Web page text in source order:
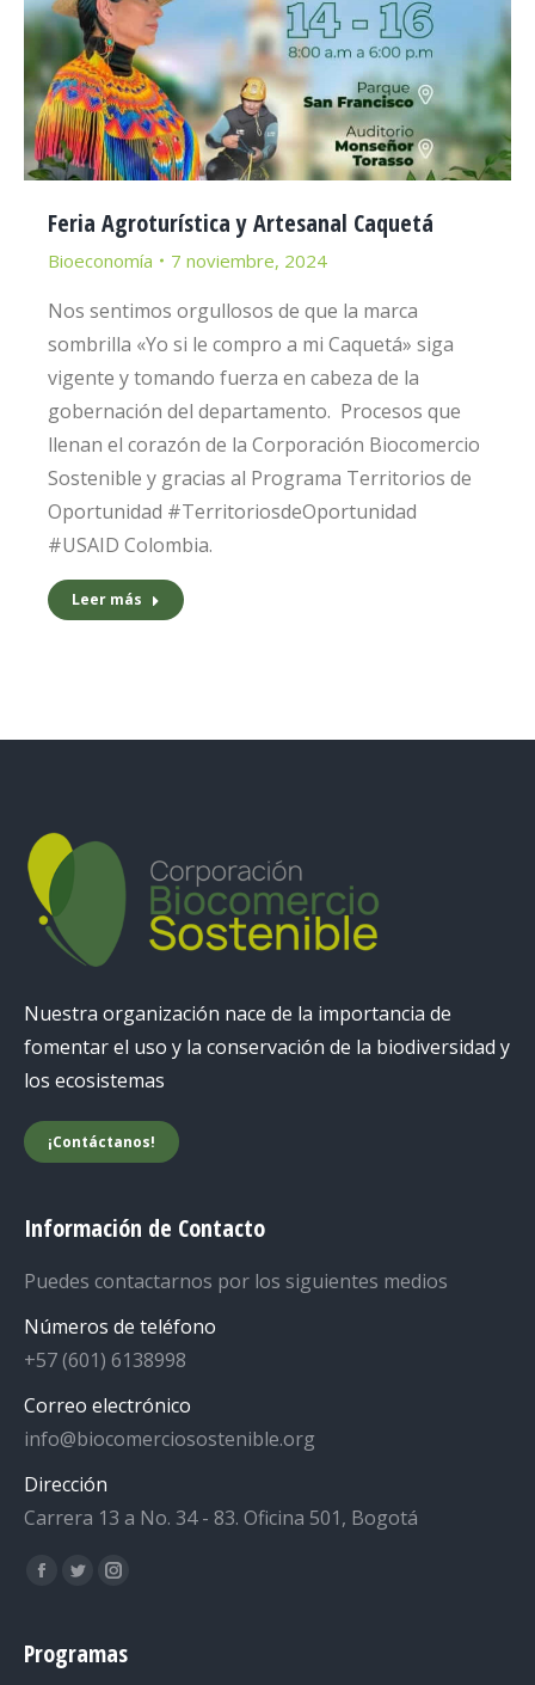
Feria Agroturística y Artesanal Caquetá
Bioeconomía 7 noviembre, 2024
Nos sentimos orgullosos de que la marca
sombrilla «Yo si le compro a mi Caquetá» siga
vigente y tomando fuerza en cabeza de la
gobernación del departamento. Procesos que
llenan el corazón de la Corporación Biocomercio
Sostenible y gracias al Programa Territorios de
Oportunidad #TerritoriosdeOportunidad
#USAID Colombia.
Leer más
Nuestra organización nace de la importancia de
fomentar el uso y la conservación de la biodiversidad y
los ecosistemas
¡Contáctanos!
Información de Contacto
Puedes contactarnos por los siguientes medios
Números de teléfono
‎+57 (601) 6138998
Correo electrónico
info@biocomerciosostenible.org
Dirección
Carrera 13 a No. 34 - 83. Oficina 501, Bogotá
Encuéntranos en:
Facebook
opens
Twitter
opens
Instagram
opens
Programas